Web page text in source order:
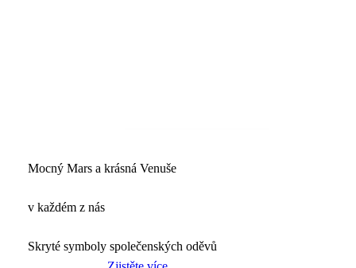
Mocný Mars a krásná Venuše
v každém z nás
Skryté symboly společenských oděvů